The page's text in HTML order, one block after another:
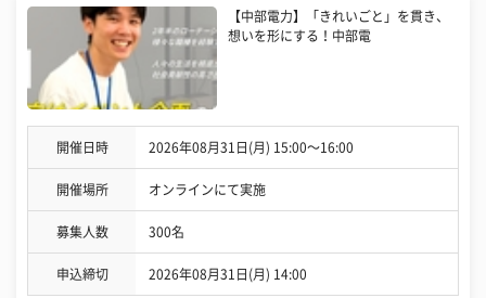
【中部電力】「きれいごと」を貫き、
想いを形にする！中部電
開催日時 2026年08月31日(月) 15:00〜16:00
開催場所 オンラインにて実施
募集人数 300名
申込締切 2026年08月31日(月) 14:00